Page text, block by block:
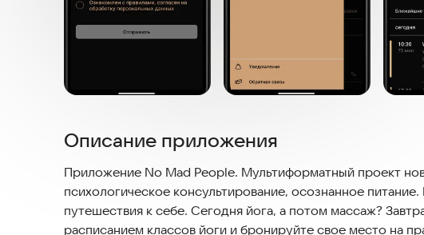
Описание приложения
Приложение No Mad People. Мультиформатный проект
психологическое консультирование, осознанное
путешествия к себе. Сегодня йога, а потом массаж?
расписанием классов йоги и бронируйте свое место на